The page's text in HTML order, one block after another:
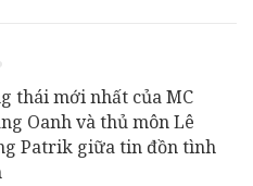
thái mới nhất của MC
Oanh và thủ môn Lê
Patrik giữa tin đồn tình